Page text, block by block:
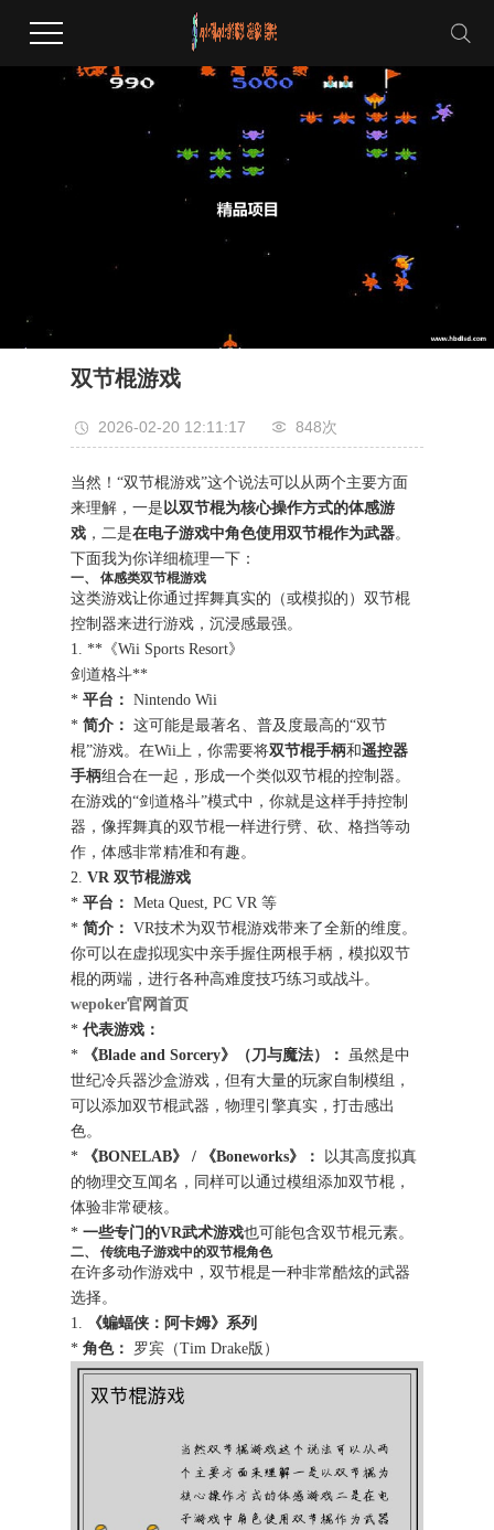
双节棍游戏
2026-02-20 12:11:17 848次
当然！“双节棍游戏”这个说法可以从两个主要方面
来理解，一是 以双节棍为核心操作方式的体感游
戏 ，二是在电子游戏中角色使用双节棍作为武器。
下面我为你详细梳理一下：
一、 体感类双节棍游戏
这类游戏让你通过挥舞真实的（或模拟的）双节棍
控制器来进行游戏，沉浸感最强。
1. **《Wii Sports Resort》
剑道格斗**
*平台： Nintendo Wii
*简介： 这可能是最著名、普及度最高的“双节
棍”游戏。在Wii上，你需要将双节棍手柄和遥控器
手柄组合在一起，形成一个类似双节棍的控制器。
在游戏的“剑道格斗”模式中，你就是这样手持控制
器，像挥舞真的双节棍一样进行劈、砍、格挡等动
作，体感非常精准和有趣。
2.VR 双节棍游戏
*平台： Meta Quest, PC VR 等
*简介： VR技术为双节棍游戏带来了全新的维度。
你可以在虚拟现实中亲手握住两根手柄，模拟双节
棍的两端，进行各种高难度技巧练习或战斗。
wepoker官网首页
*代表游戏：
*
《Blade and Sorcery》（刀与魔法）：
虽然是中
世纪冷兵器沙盒游戏，但有大量的玩家自制模组，
可以添加双节棍武器，物理引擎真实，打击感出
色。
*
《BONELAB》 / 《Boneworks》：
以其高度拟真
的物理交互闻名，同样可以通过模组添加双节棍，
体验非常硬核。
*一些专门的VR武术游戏也可能包含双节棍元素。
二、 传统电子游戏中的双节棍角色
在许多动作游戏中，双节棍是一种非常酷炫的武器
选择。
1.
《蝙蝠侠：阿卡姆》系列
*角色： 罗宾（Tim Drake版）